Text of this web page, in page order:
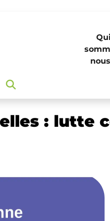
Qui
: lutte contre les violences
: lutte